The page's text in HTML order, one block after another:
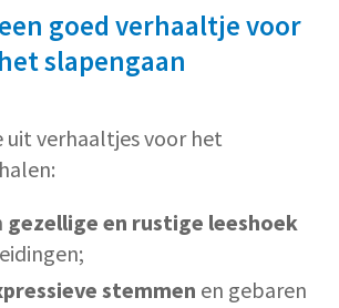
goed verhaaltje voor
het slapengaan
uit verhaaltjes voor het
gezellige en rustige leeshoek
stemmen en gebaren